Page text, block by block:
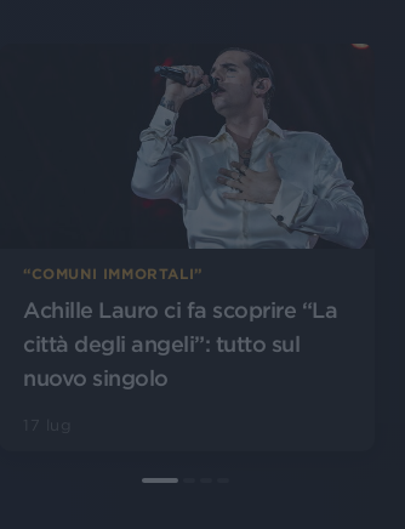
“COMUNI IMMORTALI”
Achille Lauro ci fa scoprire “La
città degli angeli”: tutto sul
nuovo singolo